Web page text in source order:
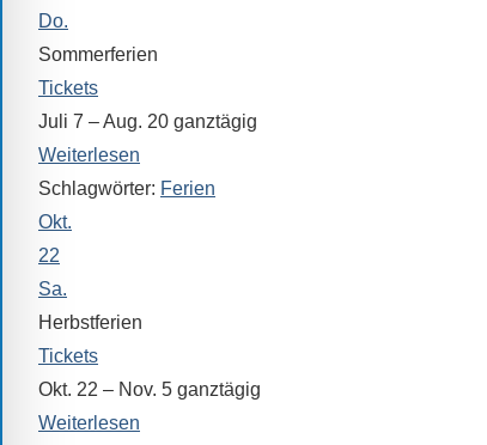
Do.
Sommerferien
Tickets
Juli 7 – Aug. 20 ganztägig
Weiterlesen
Schlagwörter: Ferien
Okt.
22
Sa.
Herbstferien
Tickets
Okt. 22 – Nov. 5 ganztägig
Weiterlesen